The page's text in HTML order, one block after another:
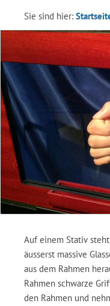
Sie sind hier:
Auf einem Stativ
äusserst massive
aus dem Rahmen
Rahmen schwarze
den Rahmen und